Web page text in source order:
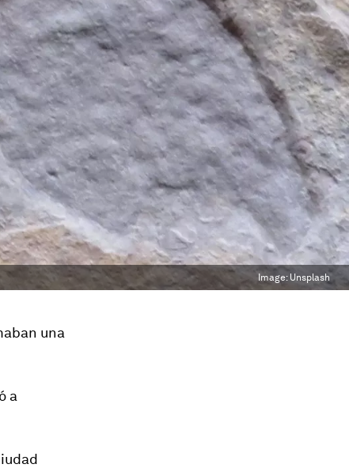
Image: Unsplash
una
a